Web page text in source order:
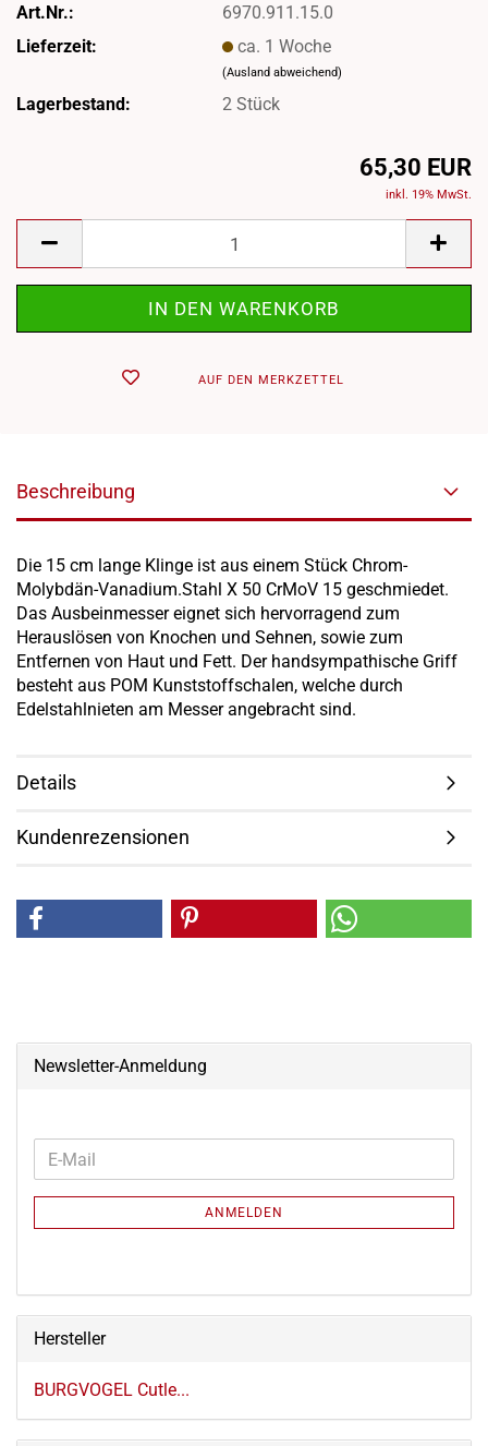
Art.Nr.:
6970.911.15.0
Lieferzeit:
ca. 1 Woche
(Ausland abweichend)
Lagerbestand: 2Stück
65,30 EUR
inkl. 19% MwSt.
AUF DEN MERKZETTEL
Beschreibung
Die 15 cm lange Klinge ist aus einem Stück Chrom-
Molybdän-Vanadium.Stahl X 50 CrMoV 15 geschmiedet.
Das Ausbeinmesser eignet sich hervorragend zum
Herauslösen von Knochen und Sehnen, sowie zum
Entfernen von Haut und Fett. Der handsympathische Griff
besteht aus POM Kunststoffschalen, welche durch
Edelstahlnieten am Messer angebracht sind.
Details
Kundenrezensionen
Newsletter-Anmeldung
WEITER
ZUR
NEWSLETTER-
E-
Mail
ANMELDEN
Hersteller
BURGVOGEL Cutle...